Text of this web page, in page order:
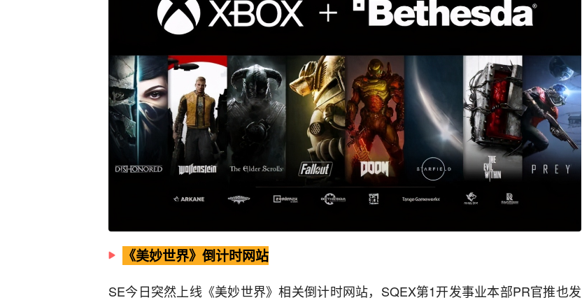
《美妙世界》倒计时网站
SE今日突然上线《美妙世界》相关倒计时网站，SQEX第1开发事业本部PR官推也发